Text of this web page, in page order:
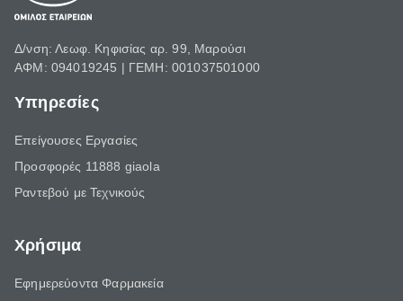
Δ/νση: Λεωφ. Κηφισίας αρ. 99, Μαρούσι
ΑΦΜ: 094019245 | ΓΕΜΗ: 001037501000
Υπηρεσίες
Επείγουσες Εργασίες
Προσφορές 11888 giaola
Ραντεβού με Τεχνικούς
Χρήσιμα
Εφημερεύοντα Φαρμακεία